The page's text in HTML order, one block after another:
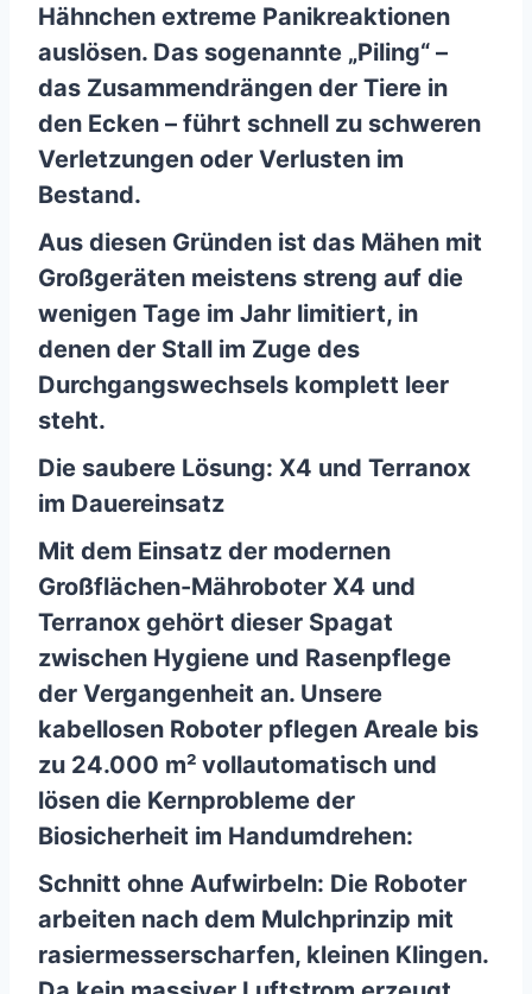
Hähnchen extreme Panikreaktionen
auslösen. Das sogenannte „Piling“ –
das Zusammendrängen der Tiere in
den Ecken – führt schnell zu schweren
Verletzungen oder Verlusten im
Bestand.
Aus diesen Gründen ist das Mähen mit
Großgeräten meistens streng auf die
wenigen Tage im Jahr limitiert, in
denen der Stall im Zuge des
Durchgangswechsels komplett leer
steht.
Die saubere Lösung: X4 und Terranox
im Dauereinsatz
Mit dem Einsatz der modernen
Großflächen-Mähroboter X4 und
Terranox gehört dieser Spagat
zwischen Hygiene und Rasenpflege
der Vergangenheit an. Unsere
kabellosen Roboter pflegen Areale bis
zu 24.000 m² vollautomatisch und
lösen die Kernprobleme der
Biosicherheit im Handumdrehen:
Schnitt ohne Aufwirbeln: Die Roboter
arbeiten nach dem Mulchprinzip mit
rasiermesserscharfen, kleinen Klingen.